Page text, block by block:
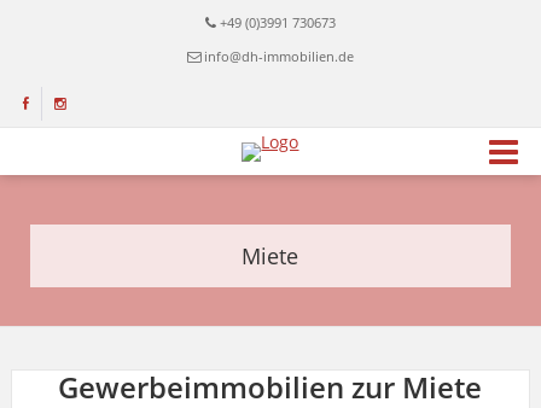
+49 (0)3991 730673
info@dh-immobilien.de
Miete
Gewerbeimmobilien zur Miete